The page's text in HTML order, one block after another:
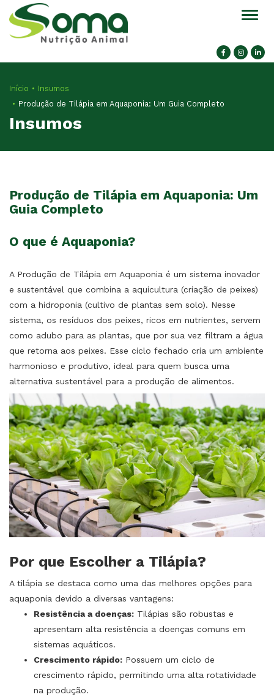
Início
Insumos
Produção de Tilápia em Aquaponia: Um Guia Completo
Insumos
Produção de Tilápia em Aquaponia: Um
Guia Completo
O que é Aquaponia?
A Produção de Tilápia em Aquaponia é um sistema inovador
e sustentável que combina a aquicultura (criação de peixes)
com a hidroponia (cultivo de plantas sem solo). Nesse
sistema, os resíduos dos peixes, ricos em nutrientes, servem
como adubo para as plantas, que por sua vez filtram a água
que retorna aos peixes. Esse ciclo fechado cria um ambiente
harmonioso e produtivo, ideal para quem busca uma
alternativa sustentável para a produção de alimentos.
Por que Escolher a Tilápia?
A tilápia se destaca como uma das melhores opções para
aquaponia devido a diversas vantagens:
Resistência a doenças: Tilápias são robustas e
apresentam alta resistência a doenças comuns em
sistemas aquáticos.
Crescimento rápido: Possuem um ciclo de
crescimento rápido, permitindo uma alta rotatividade
na produção.